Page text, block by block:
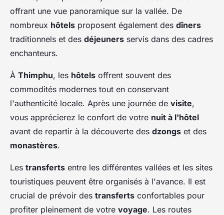
offrant une vue panoramique sur la vallée. De
nombreux hôtels proposent également des dîners
traditionnels et des déjeuners servis dans des cadres
enchanteurs.
À Thimphu, les hôtels offrent souvent des
commodités modernes tout en conservant
l'authenticité locale. Après une journée de visite,
vous apprécierez le confort de votre nuit à l'hôtel
avant de repartir à la découverte des dzongs et des
monastères.
Les transferts entre les différentes vallées et les sites
touristiques peuvent être organisés à l'avance. Il est
crucial de prévoir des transferts confortables pour
profiter pleinement de votre voyage. Les routes